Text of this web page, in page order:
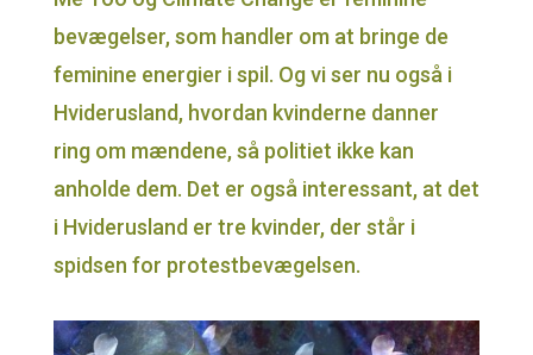
bevægelser, som handler om at bringe de
feminine energier i spil. Og vi ser nu også i
Hviderusland, hvordan kvinderne danner
ring om mændene, så politiet ikke kan
anholde dem. Det er også interessant, at det
i Hviderusland er tre kvinder, der står i
spidsen for protestbevægelsen.